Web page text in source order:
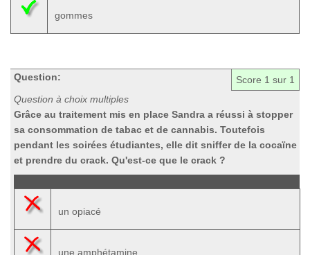
gommes
Score 1 sur 1
Question:
Question à choix multiples
Grâce au traitement mis en place Sandra a réussi à stopper
sa consommation de tabac et de cannabis. Toutefois
pendant les soirées étudiantes, elle dit sniffer de la cocaïne
et prendre du crack. Qu'est-ce que le crack ?
un opiacé
une amphétamine